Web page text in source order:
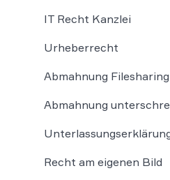
IT Recht Kanzlei
Urheberrecht
Abmahnung Filesharing
Abmahnung
Recht am eigenen Bild